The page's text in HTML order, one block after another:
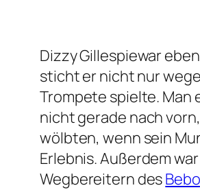
Dizzy Gillespiewar
sticht er nicht nur
Trompete spielte. Man
nicht gerade nach
wölbten, wenn sein
Erlebnis. Außerdem
Wegbereitern des